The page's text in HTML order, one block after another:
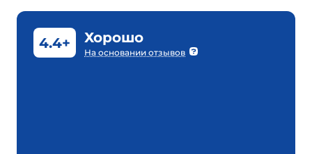
4.4+ Хорошо
На основании отзывов